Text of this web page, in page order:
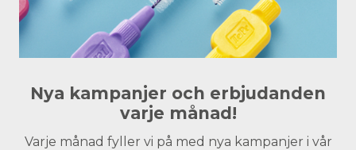
Nya kampanjer och erbjudanden
varje månad!
Varje månad fyller vi på med nya kampanjer i vår